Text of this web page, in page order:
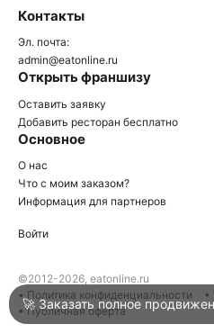
Войти
Написать в техподдержку
Контакты
Эл. почта:
admin@eatonline.ru
Открыть франшизу
Оставить заявку
Добавить ресторан бесплатно
Основное
О нас
Что с моим заказом?
Информация для партнеров
Войти
©2012-2026, eatonline.ru
• Политика конфиденциальности
•
• Публичная оферта
🚀 Заказать полное